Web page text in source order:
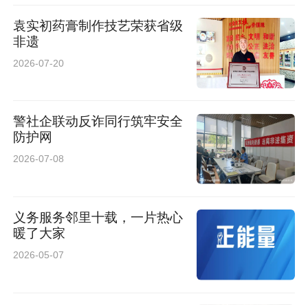
要不是你们及时赶到，我这攒了一辈子的养老钱
就啥都没了……”得知自己的钱分文未少，张阿姨
今年以来，浐灞公安深入推进警务机制改革，以
构筑派出所“主防”体系为导向，坚持警力下沉、
保障下倾，推动4个派出所建立16个暖心警务会
客厅，98个社区警务室，让社区民警从“下社
区”转变为“在社区”，大大提高出警速度和服务群
袁实初药膏制作技艺荣获省级
非遗
2026-07-20
警社企联动反诈同行筑牢安全
防护网
2026-07-08
义务服务邻里十载，一片热心
暖了大家
2026-05-07